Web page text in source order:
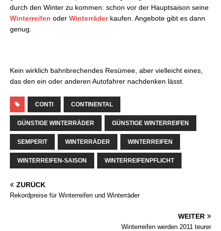
durch den Winter zu kommen: schon vor der Hauptsaison seine
Winterreifen oder Winterräderkaufen. Angebote gibt es dann
genug.
Kein wirklich bahnbrechendes Resümee, aber vielleicht eines,
das den ein oder anderen Autofahrer nachdenken lässt.
CONTI CONTINENTAL
GÜNSTIGE WINTERRÄDER GÜNSTIGE WINTERREIFEN
SEMPERIT WINTERRÄDER WINTERREIFEN
WINTERREIFEN-SAISON WINTERREIFENPFLICHT
ZURÜCK
Rekordpreise für Winterreifen und Winterräder
WEITER
Winterreifen werden 2011 teurer